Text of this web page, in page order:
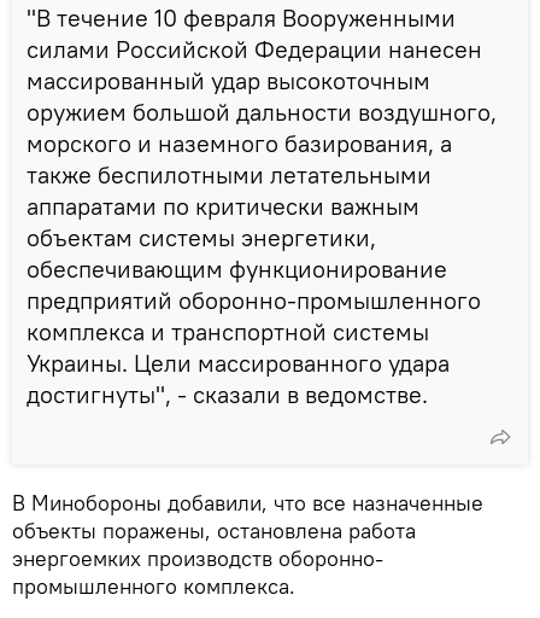
"В течение 10 февраля Вооруженными
силами Российской Федерации нанесен
массированный удар высокоточным
оружием большой дальности воздушного,
морского и наземного базирования, а
также беспилотными летательными
аппаратами по критически важным
объектам системы энергетики,
обеспечивающим функционирование
предприятий оборонно-промышленного
комплекса и транспортной системы
Украины. Цели массированного удара
достигнуты", - сказали в ведомстве.
В Минобороны добавили, что все назначенные
объекты поражены, остановлена работа
энергоемких производств оборонно-
промышленного комплекса.